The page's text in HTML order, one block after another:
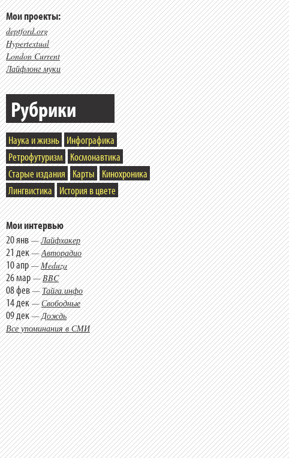
Мои проекты:
deptford.org
Hypertextual
London Current
Лайфлонг муки
Рубрики
Наука и жизнь Инфографика
Ретрофутуризм
Космонавтика
Старые издания
Карты
Кинохроника
Лингвистика
История в цвете
Мои интервью
20 янв—Лайфхакер
21 дек—Авторадио
10 апр—Meduza
26 мар—BBC
08 фев—Тайга.инфо
14 дек—Свободные
09 дек—Дождь
Все упоминания в СМИ